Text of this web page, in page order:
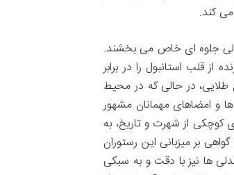
کند.
جلوه ای خاص می بخشند.
قلب استانبول را در برابر
در حالی که در محیط
و امضاهای مهمانان مشهور
کوچکی از شهرت و تاریخ، به
بر میزبانی این رستوران
ها نیز با دقت و به سبکی